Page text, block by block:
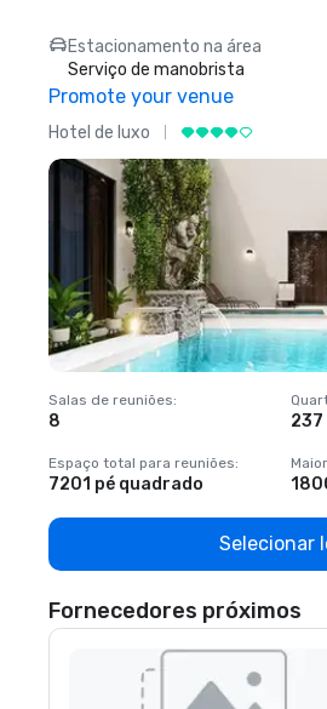
Estacionamento na área
Serviço de manobrista
Promote your venue
Hotel de luxo
Salas de reuniões:
8 237
Espaço total para reuniões:
7201 pé quadrado
Selecionar
Fornecedores próximos